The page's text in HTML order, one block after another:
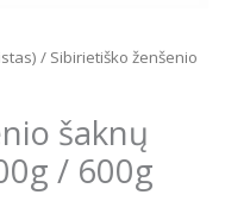
/ Sibirietiško ženšenio
šaknų
/ 600g